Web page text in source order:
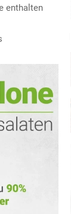
enthalten